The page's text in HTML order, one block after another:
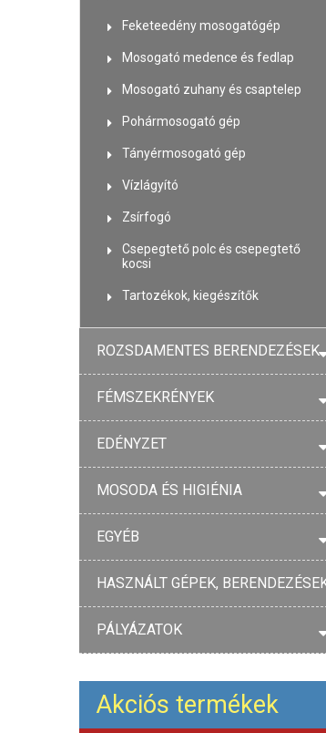
Feketeedény mosogatógép
Mosogató medence és fedlap
Mosogató zuhany és csaptelep
Pohármosogató gép
Tányérmosogató gép
Vízlágyító
Zsírfogó
Csepegtető polc és csepegtető
kocsi
Tartozékok, kiegészítők
ROZSDAMENTES BERENDEZÉSEK
FÉMSZEKRÉNYEK
EDÉNYZET
MOSODA ÉS HIGIÉNIA
EGYÉB
HASZNÁLT GÉPEK,
PÁLYÁZATOK
Akciós termékek